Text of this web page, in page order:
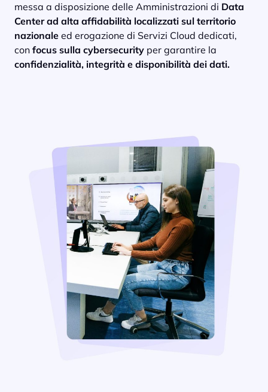
messa a disposizione delle Amministrazioni di Data
Center ad alta affidabilità localizzati sul territorio
nazionale ed erogazione di Servizi Cloud dedicati,
con focus sulla cybersecurity per garantire la
confidenzialità, integrità e disponibilità dei dati.